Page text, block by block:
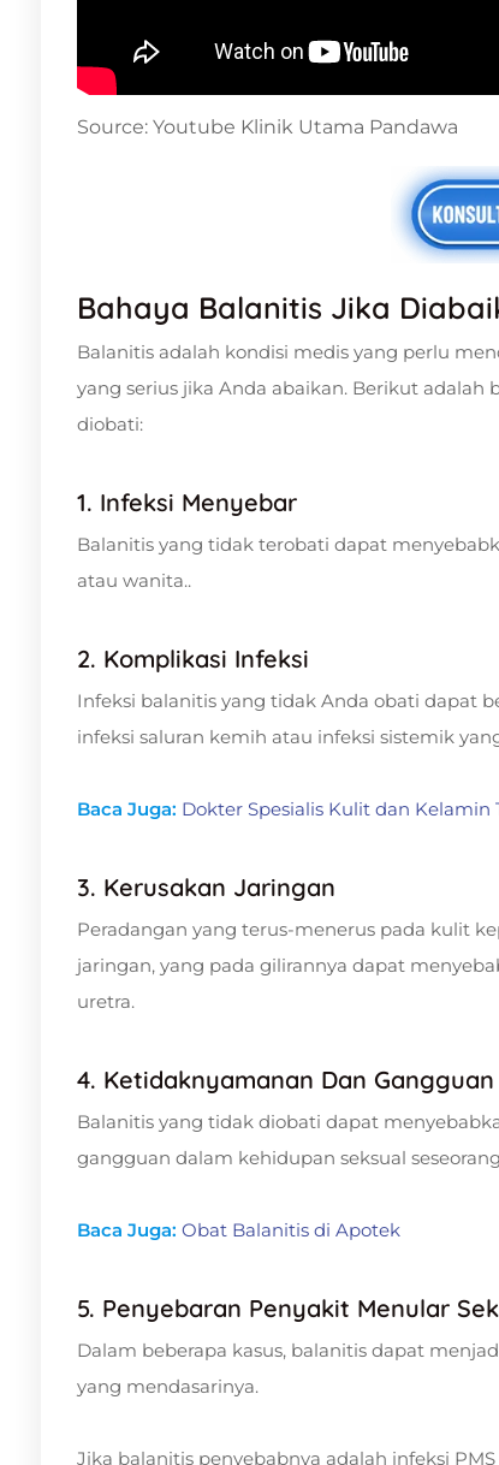
Source: Youtube Klinik Utama Pandawa
Bahaya Balanitis Jika
Balanitis adalah kondisi medis yang perlu
yang serius jika Anda abaikan. Berikut
diobati:
1. Infeksi Menyebar
Balanitis yang tidak terobati dapat
atau wanita..
2. Komplikasi Infeksi
Infeksi balanitis yang tidak Anda obati dapat
infeksi saluran kemih atau infeksi sistemik
Baca Juga: Dokter Spesialis Kulit dan Kelamin
3. Kerusakan Jaringan
Peradangan yang terus-menerus pada kulit
jaringan, yang pada gilirannya dapat
uretra.
4. Ketidaknyamanan Dan Gangguan
Balanitis yang tidak diobati dapat
gangguan dalam kehidupan seksual
Baca Juga: Obat Balanitis di Apotek
5. Penyebaran Penyakit Menular
Dalam beberapa kasus, balanitis dapat
yang mendasarinya.
Jika balanitis penyebabnya adalah infeksi